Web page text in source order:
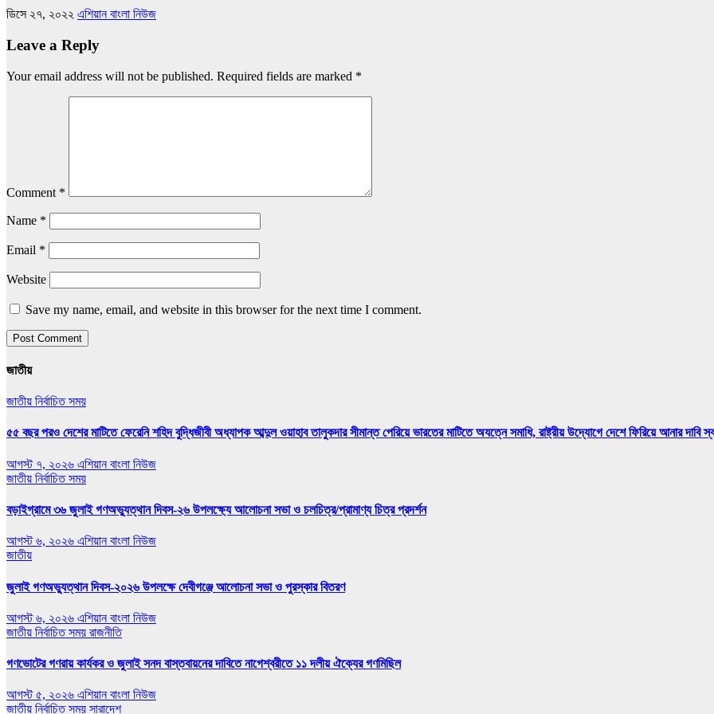
ডিসে ২৭, ২০২২ এশিয়ান বাংলা নিউজ
Leave a Reply
Your email address will not be published. Required fields are marked *
Comment *
Name *
Email *
Website
Save my name, email, and website in this browser for the next time I comment.
জাতীয়
জাতীয় নির্বাচিত সময়
৫৫ বছর পরও দেশের মাটিতে ফেরেনি শহিদ বুদ্ধিজীবী অধ্যাপক আব্দুল ওয়াহাব তালুকদার সীমান্ত পেরিয়ে ভারতের মাটিতে অযত্নে সমাধি, রাষ্ট্রীয় উদ্যোগে দেশে ফিরিয়ে আনার দাবি
আগস্ট ৭, ২০২৬ এশিয়ান বাংলা নিউজ
জাতীয় নির্বাচিত সময়
বড়াইগ্রামে ৩৬ জুলাই গণঅভ্যুত্থান দিবস-২৬ উপলক্ষ্যে আলোচনা সভা ও চলচিত্র/প্রামাণ্য চিত্র প্রদর্শন
আগস্ট ৬, ২০২৬ এশিয়ান বাংলা নিউজ
জাতীয়
জুলাই গণঅভ্যুত্থান দিবস-২০২৬ উপলক্ষে দেবীগঞ্জে আলোচনা সভা ও পুরস্কার বিতরণ
আগস্ট ৬, ২০২৬ এশিয়ান বাংলা নিউজ
জাতীয় নির্বাচিত সময় রাজনীতি
গণভোটের গণরায় কার্যকর ও জুলাই সনদ বাস্তবায়নের দাবিতে নাগেশ্বরীতে ১১ দলীয় ঐক্যের গণমিছিল
আগস্ট ৫, ২০২৬ এশিয়ান বাংলা নিউজ
জাতীয় নির্বাচিত সময় সারাদেশ